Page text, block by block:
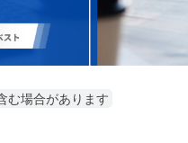
む場合があります